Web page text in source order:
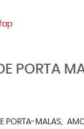
PORTA
PORTA-MALAS